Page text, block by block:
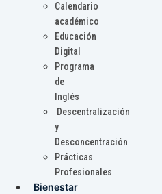
Calendario
académico
Educación
Digital
Programa
de
Inglés
Descentralización
y
Desconcentración
Prácticas
Profesionales
Bienestar